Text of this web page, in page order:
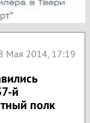
Мая 2014, 17:19
й
полк